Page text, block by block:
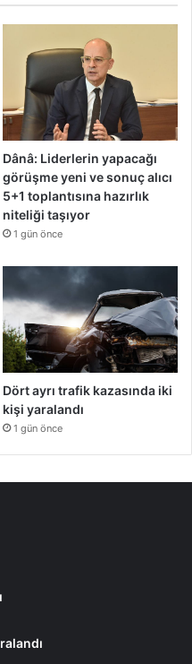
Dânâ: Liderlerin yapacağı
görüşme yeni ve sonuç alıcı
5+1 toplantısına hazırlık
niteliği taşıyor
1 gün önce
Dört ayrı trafik kazasında iki
kişi yaralandı
1 gün önce